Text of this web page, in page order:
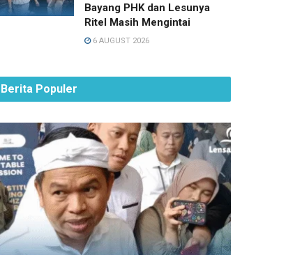
Bayang PHK dan Lesunya
Ritel Masih Mengintai
6 AUGUST 2026
Berita Populer